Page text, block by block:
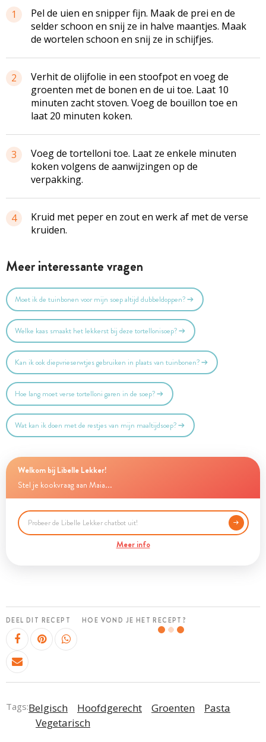
1
Pel de uien en snipper fijn. Maak de prei en de
selder schoon en snij ze in halve maantjes. Maak
de wortelen schoon en snij ze in schijfjes.
2
Verhit de olijfolie in een stoofpot en voeg de
groenten met de bonen en de ui toe. Laat 10
minuten zacht stoven. Voeg de bouillon toe en
laat 20 minuten koken.
3
Voeg de tortelloni toe. Laat ze enkele minuten
koken volgens de aanwijzingen op de
verpakking.
4
Kruid met peper en zout en werk af met de verse
kruiden.
Meer interessante vragen
Moet ik de tuinbonen voor mijn soep altijd dubbeldoppen?
Welke kaas smaakt het lekkerst bij deze tortellonisoep?
Kan ik ook diepvrieserwtjes gebruiken in plaats van tuinbonen?
Hoe lang moet verse tortelloni garen in de soep?
Wat kan ik doen met de restjes van mijn maaltijdsoep?
Welkom bij Libelle Lekker!
Stel je kookvraag aan Maia...
Meer info
DEEL DIT RECEPT HOE VOND JE HET RECEPT?
Tags:Belgisch Hoofdgerecht Groenten
Pasta
Vegetarisch